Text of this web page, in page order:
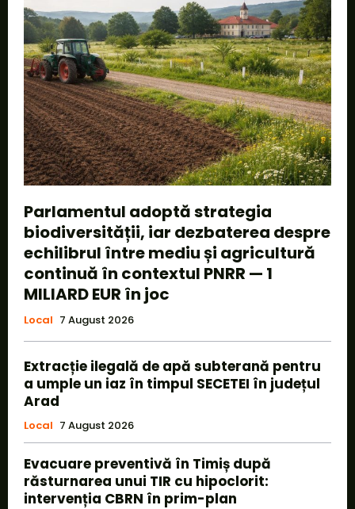
Parlamentul adoptă strategia
biodiversității, iar dezbaterea despre
echilibrul între mediu și agricultură
continuă în contextul PNRR — 1
MILIARD EUR în joc
Local 7 August 2026
Extracție ilegală de apă subterană pentru
a umple un iaz în timpul SECETEI în județul
Arad
Local 7 August 2026
Evacuare preventivă în Timiș după
răsturnarea unui TIR cu hipoclorit:
intervenția CBRN în prim-plan